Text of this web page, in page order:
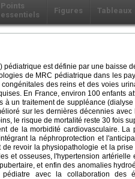
Points
essentiels
Figures Tableaux
pédiatrique est définie par une baisse
de MRC pédiatrique dans les
des reins et des voies
En France, environ 100 enfants
à un traitement de suppléance
sur les dernières décennies
le risque de mortalité reste 30 fois
de la morbidité cardiovasculaire.
la néphroprotection et
de revoir la physiopathologie et la
et osseuses, l'hypertension
et enfin des anomalies
avec la collaboration des